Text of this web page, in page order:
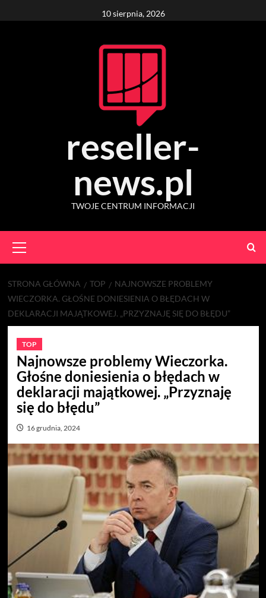
to
10 sierpnia, 2026
reseller-
news.pl
TWOJE CENTRUM INFORMACJI
Menu
STRONA GŁÓWNA TOP
NAJNOWSZE PROBLEMY
WIECZORKA. GŁOŚNE DONIESIENIA O BŁĘDACH W
DEKLARACJI MAJĄTKOWEJ. „PRZYZNAJĘ SIĘ DO BŁĘDU”
TOP
Najnowsze problemy Wieczorka.
Głośne doniesienia o błędach w
deklaracji majątkowej. „Przyznaję
się do błędu”
16 grudnia, 2024